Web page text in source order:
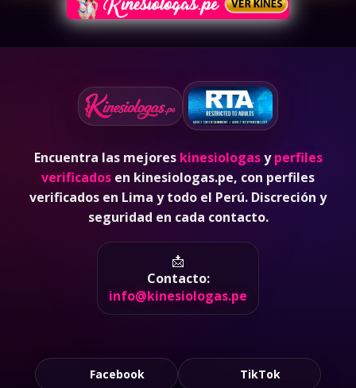
Encuentra las mejores kinesiologasyperfiles
verificados en kinesiologas.pe, con perfiles
verificados en Lima y todo el Perú. Discreción y
seguridad en cada contacto.
📩
Contacto:
info@kinesiologas.pe
Facebook TikTok